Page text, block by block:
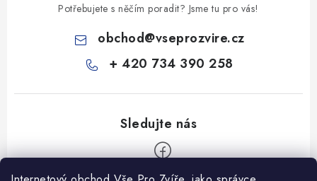
Potřebujete s něčím poradit? Jsme tu pro vás!
obchod@vseprozvire.cz
+ 420 734 390 258